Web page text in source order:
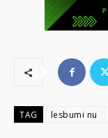
TAG lesbumi nu